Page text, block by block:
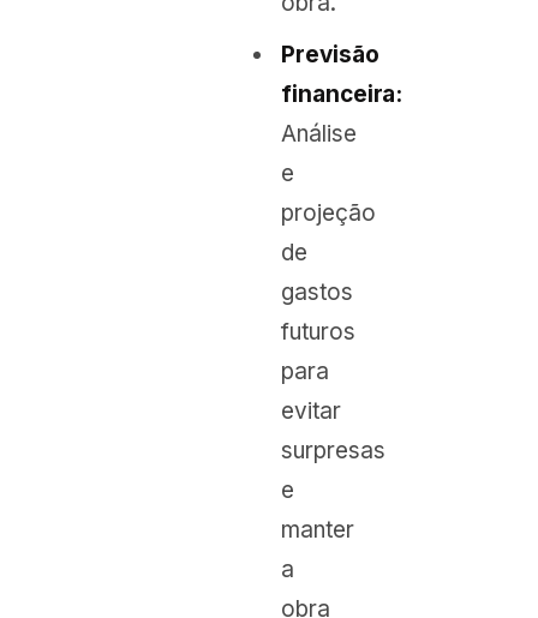
Previsão
financeira:
Análise
e
projeção
de
gastos
futuros
para
evitar
surpresas
e
manter
a
obra